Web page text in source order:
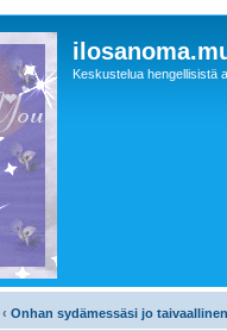
Keskustelua hengellisistä
‹ Onhan sydämessäsi jo